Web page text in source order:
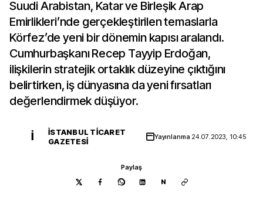
Suudi Arabistan, Katar ve Birleşik Arap
Emirlikleri’nde gerçekleştirilen temaslarla
Körfez’de yeni bir dönemin kapısı aralandı.
Cumhurbaşkanı Recep Tayyip Erdoğan,
ilişkilerin stratejik ortaklık düzeyine çıktığını
belirtirken, iş dünyasına da yeni fırsatları
değerlendirmek düşüyor.
İ
İSTANBUL TICARET
GAZETESI
Yayınlanma 24.07.2023, 10:45
Paylaş
N